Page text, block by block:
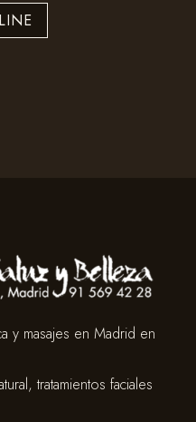
y masajes en Madrid en
tratamientos faciales